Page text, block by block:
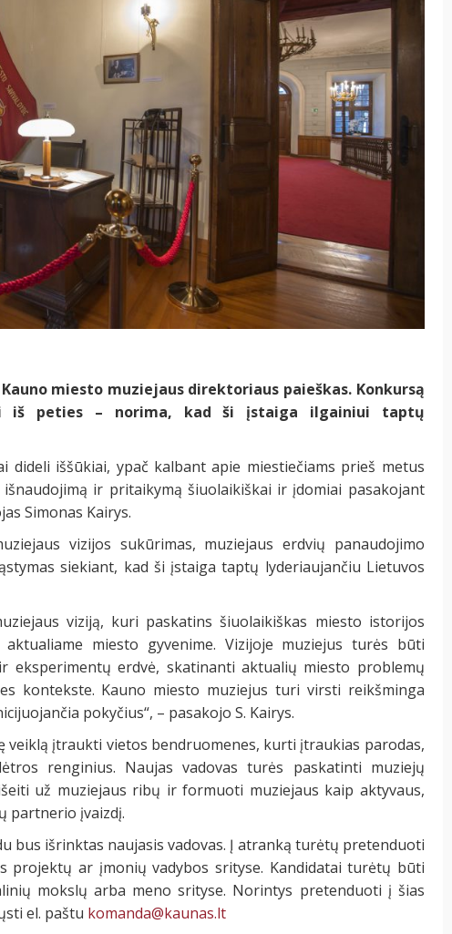
miesto muziejaus direktoriaus paieškas. Konkursą
iš peties – norima, kad ši įstaiga ilgainiui taptų
dideli iššūkiai, ypač kalbant apie miestiečiams prieš metus
ir pritaikymą šiuolaikiškai ir įdomiai pasakojant
Simonas Kairys.
vizijos sukūrimas, muziejaus erdvių panaudojimo
siekiant, kad ši įstaiga taptų lyderiaujančiu Lietuvos
viziją, kuri paskatins šiuolaikiškas miesto istorijos
miesto gyvenime. Vizijoje muziejus turės būti
eksperimentų erdvė, skatinanti aktualių miesto problemų
kontekste. Kauno miesto muziejus turi virsti reikšminga
pokyčius“, – pasakojo S. Kairys.
įtraukti vietos bendruomenes, kurti įtraukias parodas,
renginius. Naujas vadovas turės paskatinti muziejų
už muziejaus ribų ir formuoti muziejaus kaip aktyvaus,
partnerio įvaizdį.
bus išrinktas naujasis vadovas. Į atranką turėtų pretenduoti
ar įmonių vadybos srityse. Kandidatai turėtų būti
mokslų arba meno srityse. Norintys pretenduoti į šias
el. paštu komanda@kaunas.lt